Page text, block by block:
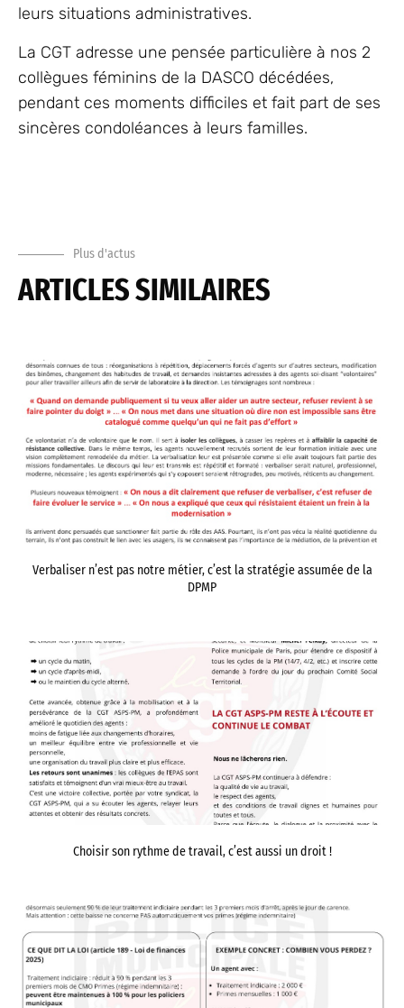
leurs situations administratives.
La CGT adresse une pensée particulière à nos 2
collègues féminins de la DASCO décédées,
pendant ces moments difficiles et fait part de ses
sincères condoléances à leurs familles.
Plus d'actus
ARTICLES SIMILAIRES
Verbaliser n’est pas notre métier, c’est la stratégie assumée de la
DPMP
Choisir son rythme de travail, c’est aussi un droit !